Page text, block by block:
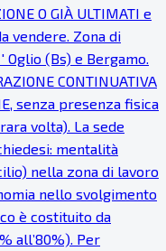
O GIÀ ULTIMATI e
vendere. Zona di
(Bs) e Bergamo.
CONTINUATIVA
senza presenza fisica
volta). La sede
mentalità
nella zona di lavoro
nello svolgimento
è costituito da
all’80%). Per